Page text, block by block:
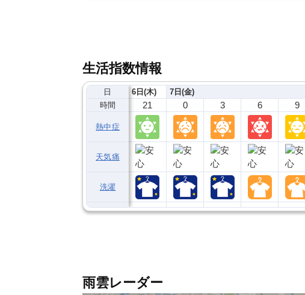
生活指数情報
日
時間
熱中症
天気痛
洗濯
6日(木)
21
7日(金)
0 3 6 9
雨雲レーダー